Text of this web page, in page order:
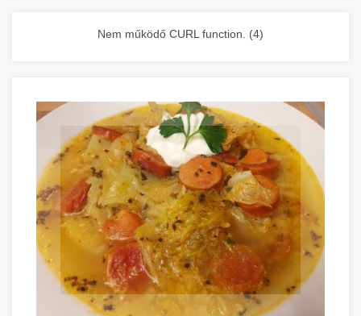
Nem működő CURL function. (4)